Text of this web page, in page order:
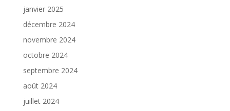
janvier 2025
décembre 2024
novembre 2024
octobre 2024
septembre 2024
août 2024
juillet 2024